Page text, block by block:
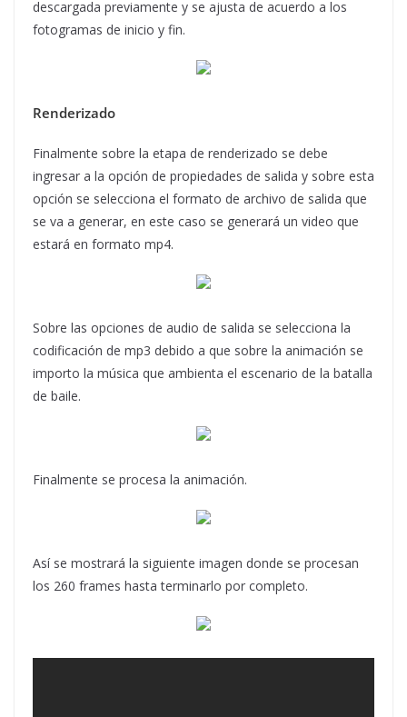
descargada previamente y se ajusta de acuerdo a los
fotogramas de inicio y fin.
Renderizado
Finalmente sobre la etapa de renderizado se debe
ingresar a la opción de propiedades de salida y sobre esta
opción se selecciona el formato de archivo de salida que
se va a generar, en este caso se generará un video que
estará en formato mp4.
Sobre las opciones de audio de salida se selecciona la
codificación de mp3 debido a que sobre la animación se
importo la música que ambienta el escenario de la batalla
de baile.
Finalmente se procesa la animación.
Así se mostrará la siguiente imagen donde se procesan
los 260 frames hasta terminarlo por completo.